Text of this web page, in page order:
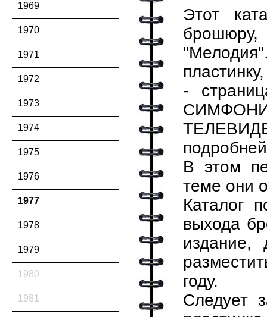
1969
1970
1971
1972
1973
1974
1975
1976
1977
1978
1979
1980
1981
Этот
-
В этом
теме они
Каталог
выхода
издание,
году.
Следует